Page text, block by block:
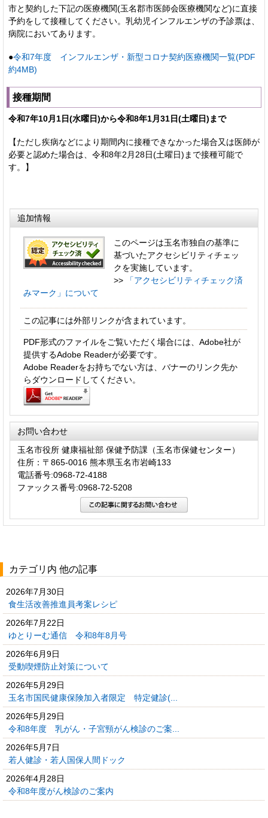
市と契約した下記の医療機関(玉名郡市医師会医療機関など)に直接
予約をして接種してください。乳幼児インフルエンザの予診票は、
病院においてあります。
●令和7年度 インフルエンザ・新型コロナ契約医療機関一覧(PDF
約4MB)
接種期間
令和7年10月1日(水曜日)から令和8年1月31日(土曜日)まで
【ただし疾病などにより期間内に接種できなかった場合又は医師が
必要と認めた場合は、令和8年2月28日(土曜日)まで接種可能で
す。】
追加情報
このページは玉名市独自の基準に
基づいたアクセシビリティチェッ
クを実施しています。
>>
「アクセシビリティチェック済
みマーク」について
この記事には外部リンクが含まれています。
PDF形式のファイルをご覧いただく場合には、Adobe社が
提供するAdobe Readerが必要です。
Adobe Readerをお持ちでない方は、バナーのリンク先か
らダウンロードしてください。
お問い合わせ
玉名市役所 健康福祉部 保健予防課（玉名市保健センター）
住所：〒865-0016 熊本県玉名市岩崎133
電話番号:0968-72-4188
ファックス番号:0968-72-5208
カテゴリ内 他の記事
2026年7月30日
食生活改善推進員考案レシピ
2026年7月22日
ゆとりーむ通信 令和8年8月号
2026年6月9日
受動喫煙防止対策について
2026年5月29日
玉名市国民健康保険加入者限定 特定健診(...
2026年5月29日
令和8年度 乳がん・子宮頸がん検診のご案...
2026年5月7日
若人健診・若人国保人間ドック
2026年4月28日
令和8年度がん検診のご案内